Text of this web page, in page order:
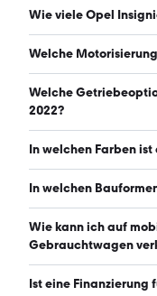
Ein guter Preis für
Wie viele Opel
Es gibt insgesamt
Welche
Der Opel Insignia
230 PS. (Stand:
Welche
2022?
Der Opel Insignia
In welchen Farben
Den Opel Insignia
häufigste Farbe ist
In welchen
Den Opel Insignia
Kombi und
Wie kann ich auf
Gebrauchtwagen
Alle Informationen
Ist eine Finanzierung